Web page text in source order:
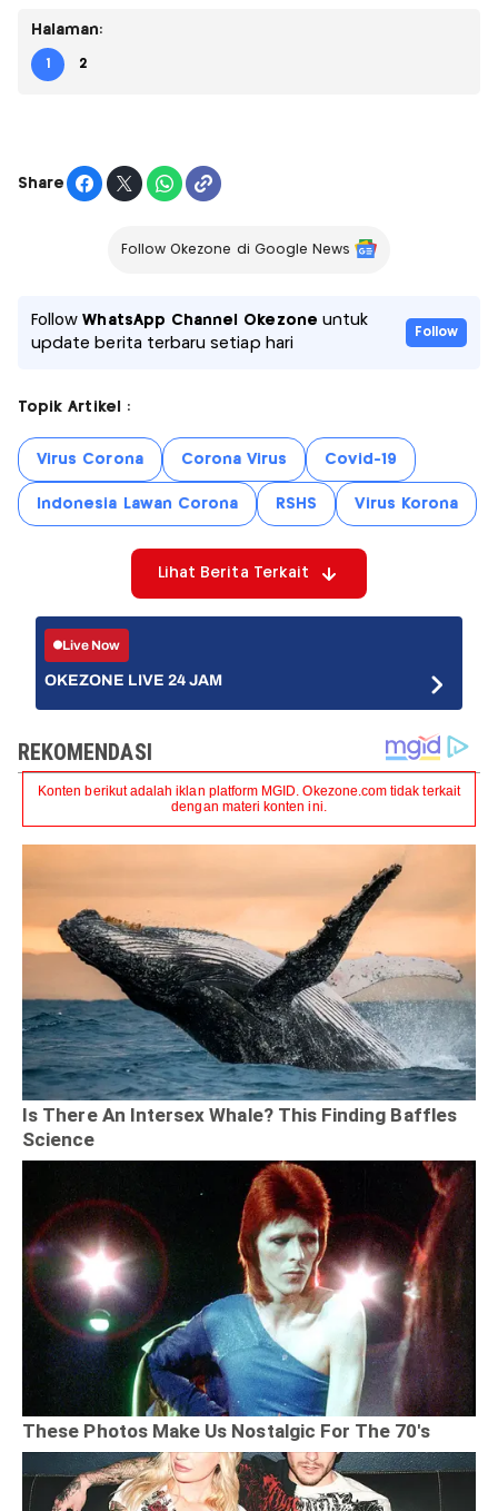
Halaman:
1 2
Share
Follow Okezone di Google News
FollowWhatsApp Channel Okezone untuk
update berita terbaru setiap hari
Follow
Topik Artikel :
Virus Corona Corona Virus Covid-19
Indonesia Lawan Corona RSHS Virus Korona
Lihat Berita Terkait
Live Now
OKEZONE LIVE 24 JAM